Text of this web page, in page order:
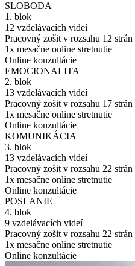
SLOBODA
1. blok
12 vzdelávacích videí
Pracovný zošit v rozsahu 12 strán
1x mesačne online stretnutie
Online konzultácie
EMOCIONALITA
2. blok
13 vzdelávacích videí
Pracovný zošit v rozsahu 17 strán
1x mesačne online stretnutie
Online konzultácie
KOMUNIKÁCIA
3. blok
13 vzdelávacích videí
Pracovný zošit v rozsahu 22 strán
1x mesačne online stretnutie
Online konzultácie
POSLANIE
4. blok
9 vzdelávacích videí
Pracovný zošit v rozsahu 22 strán
1x mesačne online stretnutie
Online konzultácie